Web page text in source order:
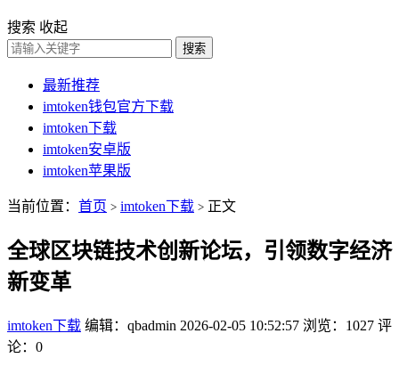
搜索 收起
搜索
最新推荐
imtoken钱包官方下载
imtoken下载
imtoken安卓版
imtoken苹果版
当前位置： 首页 > imtoken下载 > 正文
全球区块链技术创新论坛，引领数字经济
新变革
imtoken下载 编辑：qbadmin 2026-02-05 10:52:57 浏览：1027 评
论：0